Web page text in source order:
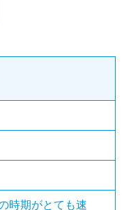
時期がとても速